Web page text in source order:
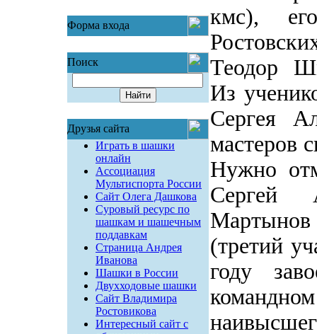
Форма входа
Поиск
Друзья сайта
Играть в шашки
онлайн
Ассоциация
Мультиспорта России
Сайт Олега Дашкова
Суровый ресурс по
шашкам и шашечным
поддавкам
Страница Андрея
Иванова
Шашки в России
Двухходовые шашки
Сайт Владимира
Ростовикова
Интересный сайт с
кмс),
Теодор
Из
Сергея
мастеров
Нужно
Сергей
Мартынов
(третий
году